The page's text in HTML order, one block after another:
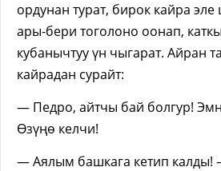
ордунан турат, бирок кайра
ары-бери тоголоно оонап,
кубанычтуу үн чыгарат. Айран
кайрадан сурайт:
— Педро, айтчы бай болгур!
Өзүңө келчи!
— Аялым башкага кетип калды!